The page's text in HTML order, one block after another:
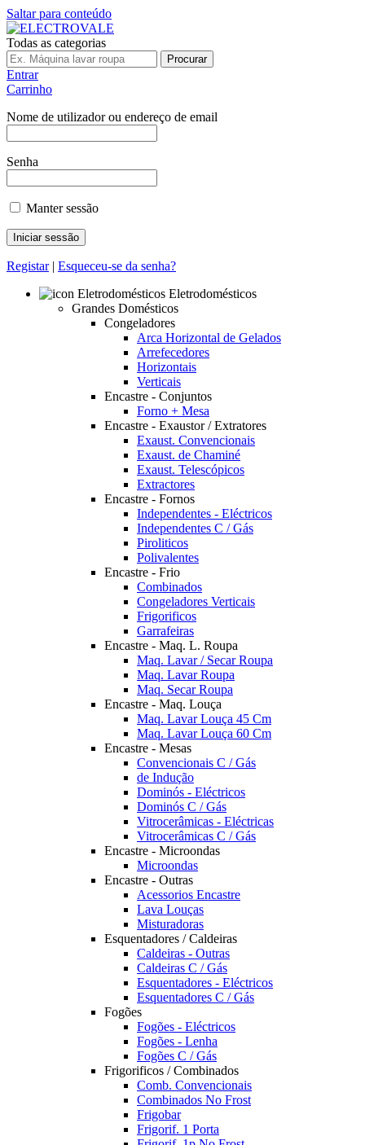
Saltar para conteúdo
Todas as categorias
Procurar
Entrar
Carrinho
Nome de utilizador ou endereço de email
Senha
Manter sessão
Registar| Esqueceu-se da senha?
Eletrodomésticos
Grandes Domésticos
Congeladores
Arca Horizontal de Gelados
Arrefecedores
Horizontais
Verticais
Encastre - Conjuntos
Forno + Mesa
Encastre - Exaustor / Extratores
Exaust. Convencionais
Exaust. de Chaminé
Exaust. Telescópicos
Extractores
Encastre - Fornos
Independentes - Eléctricos
Independentes C / Gás
Piroliticos
Polivalentes
Encastre - Frio
Combinados
Congeladores Verticais
Frigorificos
Garrafeiras
Encastre - Maq. L. Roupa
Maq. Lavar / Secar Roupa
Maq. Lavar Roupa
Maq. Secar Roupa
Encastre - Maq. Louça
Maq. Lavar Louça 45 Cm
Maq. Lavar Louça 60 Cm
Encastre - Mesas
Convencionais C / Gás
de Indução
Dominós - Eléctricos
Dominós C / Gás
Vitrocerâmicas - Eléctricas
Vitrocerâmicas C / Gás
Encastre - Microondas
Microondas
Encastre - Outras
Acessorios Encastre
Lava Louças
Misturadoras
Esquentadores / Caldeiras
Caldeiras - Outras
Caldeiras C / Gás
Esquentadores - Eléctricos
Esquentadores C / Gás
Fogões
Fogões - Eléctricos
Fogões - Lenha
Fogões C / Gás
Frigorificos / Combinados
Comb. Convencionais
Combinados No Frost
Frigobar
Frigorif. 1 Porta